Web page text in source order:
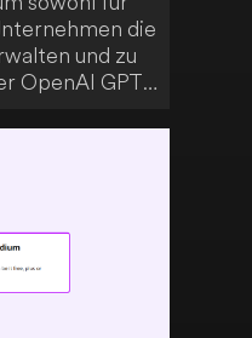
die
und zu
OpenAI GPT-
Mailr kannst
und
nutzen
der
Art und
zu